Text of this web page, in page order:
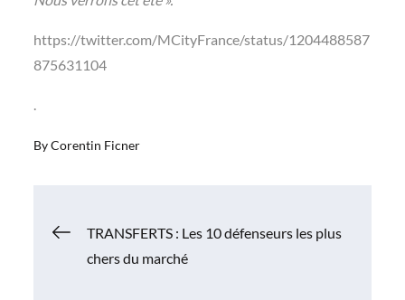
https://twitter.com/MCityFrance/status/1204488587
875631104
.
ByCorentin Ficner
Navigation
TRANSFERTS : Les 10 défenseurs les plus
chers du marché